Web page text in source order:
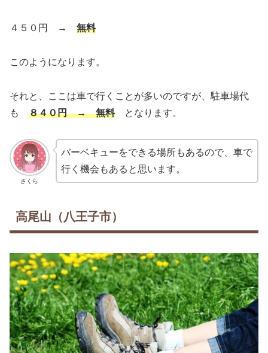
４５０円 → 無料
このようになります。
それと、ここは車で行くことが多いのですが、駐車場代
も ８４０円 → 無料となります。
さくら
バーベキューをできる場所もあるので、車で
行く機会もあると思います。
高尾山（八王子市）